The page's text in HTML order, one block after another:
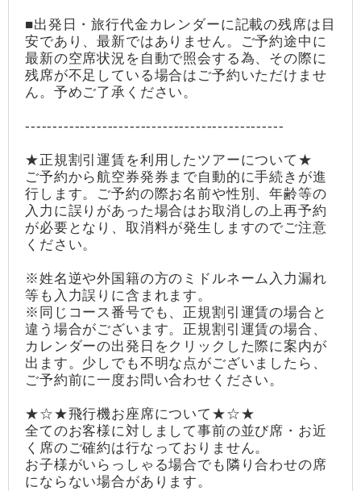
■出発日・旅行代金カレンダーに記載の残席は目
安であり、最新ではありません。ご予約途中に
最新の空席状況を自動で照会する為、その際に
残席が不足している場合はご予約いただけませ
ん。予めご了承ください。
-----------------------------------------------
★正規割引運賃を利用したツアーについて★
ご予約から航空券発券まで自動的に手続きが進
行します。ご予約の際お名前や性別、年齢等の
入力に誤りがあった場合はお取消しの上再予約
が必要となり、取消料が発生しますのでご注意
ください。
※姓名逆や外国籍の方のミドルネーム入力漏れ
等も入力誤りに含まれます。
※同じコース番号でも、正規割引運賃の場合と
違う場合がございます。正規割引運賃の場合、
カレンダーの出発日をクリックした際に案内が
出ます。少しでも不明な点がございましたら、
ご予約前に一度お問い合わせください。
★☆★飛行機お座席について★☆★
全てのお客様に対しまして事前の並び席・お近
く席のご確約は行なっておりません。
お子様がいらっしゃる場合でも隣り合わせの席
にならない場合があります。